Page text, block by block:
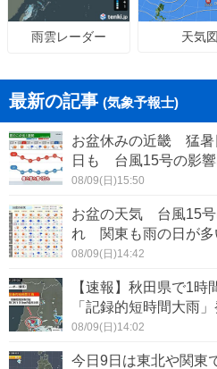
雨雲レーダー 天気図
最新の記事 (気象予報士)
お盆休みの近畿 猛暑
日も 台風15号の影
08/09(日)15:50
お盆の天気 台風15号
れ 関東も雨の日が多
08/09(日)14:42
【速報】秋田県で1
「記録的短時間大雨
08/09(日)14:02
今日9日は東北や関